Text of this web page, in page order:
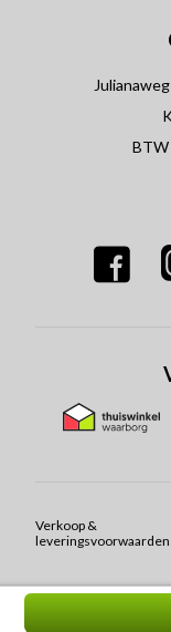
BTW
Verkoop &
leveringsvoorwaarden